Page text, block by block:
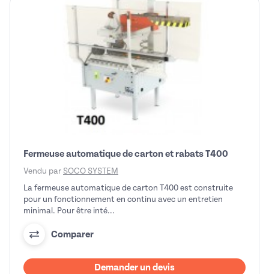
Fermeuse automatique de carton et rabats T400
Vendu par SOCO SYSTEM
La fermeuse automatique de carton T400 est construite
pour un fonctionnement en continu avec un entretien
minimal. Pour être inté...
Comparer
Demander un devis